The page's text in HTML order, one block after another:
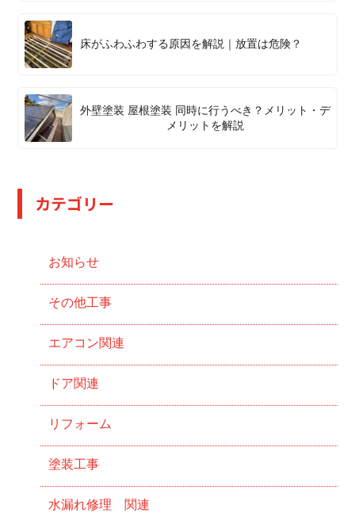
床がふわふわする原因を解説｜放置は危険？
外壁塗装 屋根塗装 同時に行うべき？メリット・デ
メリットを解説
カテゴリー
お知らせ
その他工事
エアコン関連
ドア関連
リフォーム
塗装工事
水漏れ修理 関連